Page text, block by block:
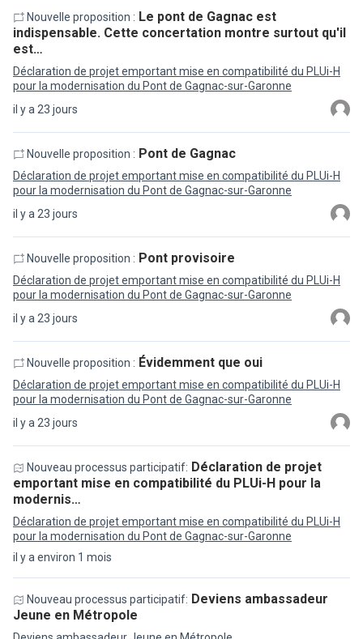
il y a 23 jours
Nouvelle proposition : Le pont de Gagnac est
indispensable. Cette concertation montre surtout qu'il
est…
Déclaration de projet emportant mise en compatibilité du PLUi-H
pour la modernisation du Pont de Gagnac-sur-Garonne
il y a 23 jours
Nouvelle proposition : Pont de Gagnac
Déclaration de projet emportant mise en compatibilité du PLUi-H
pour la modernisation du Pont de Gagnac-sur-Garonne
il y a 23 jours
Nouvelle proposition : Pont provisoire
Déclaration de projet emportant mise en compatibilité du PLUi-H
pour la modernisation du Pont de Gagnac-sur-Garonne
il y a 23 jours
Nouvelle proposition : Évidemment que oui
Déclaration de projet emportant mise en compatibilité du PLUi-H
pour la modernisation du Pont de Gagnac-sur-Garonne
il y a environ 1 mois
Nouveau processus participatif: Déclaration de projet
emportant mise en compatibilité du PLUi-H pour la
modernis…
Déclaration de projet emportant mise en compatibilité du PLUi-H
pour la modernisation du Pont de Gagnac-sur-Garonne
Nouveau processus participatif: Deviens ambassadeur
Jeune en Métropole